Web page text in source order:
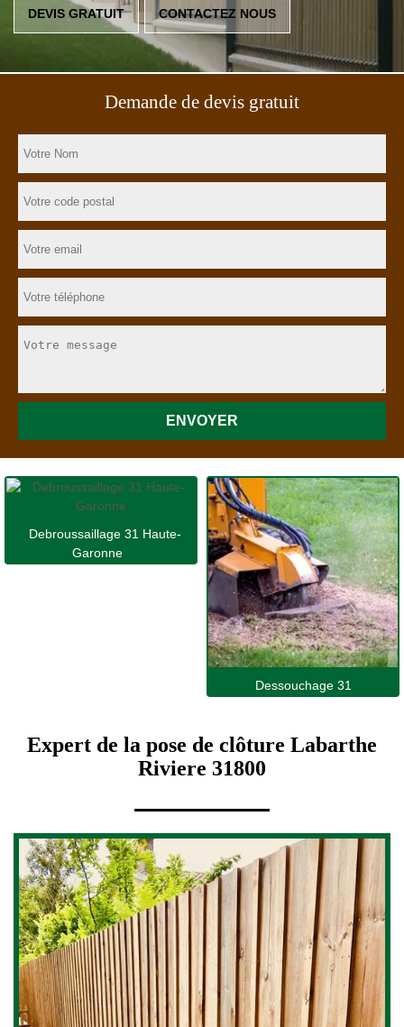
DEVIS GRATUIT CONTACTEZ NOUS
Demande de devis gratuit
Debroussaillage 31 Haute-
Garonne
Dessouchage 31
Expert de la pose de clôture Labarthe
Riviere 31800